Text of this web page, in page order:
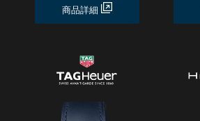
商品詳細